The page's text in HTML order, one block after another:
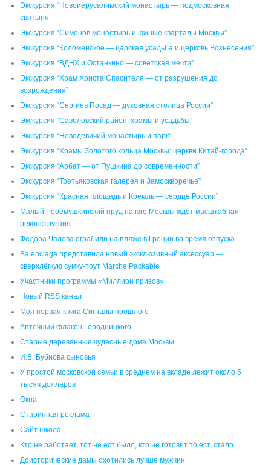
Экскурсия “Новоиерусалимский монастырь — подмосковная
святыня”
Экскурсия “Симонов монастырь и южные кварталы Москвы”
Экскурсия “Коломенское — царская усадьба и церковь Вознесения”
Экскурсия “ВДНХ и Останкино — советская мечта”
Экскурсия “Храм Христа Спасителя — от разрушения до
возрождения”
Экскурсия “Сергиев Посад — духовная столица России”
Экскурсия “Савёловский район: храмы и усадьбы”
Экскурсия “Новодевичий монастырь и парк”
Экскурсия “Храмы Золотого кольца Москвы: церкви Китай-города”
Экскурсия “Арбат — от Пушкина до современности”
Экскурсия “Третьяковская галерея и Замоскворечье”
Экскурсия “Красная площадь и Кремль — сердце России”
Малый Черёмушкинский пруд на юге Москвы ждёт масштабная
реконструкция
Фёдора Чалова ограбили на пляже в Греции во время отпуска
Balenciaga представила новый эксклюзивный аксессуар —
сверхлёгкую сумку-тоут Marche Packable
Участники программы «Миллион призов»
Новый RSS канал
Моя первая книга Сигналы прошлого
Аптечный флакон Городницкого
Старые деревянные чудесные дома Москвы
И.В. Бубнова сыновья
У простой московской семьи в среднем на вкладе лежит около 5
тысяч долларов
Окна
Старинная реклама
Сайт школа
Кто не работает, тот не ест было, кто не готовит то ест, стало
Доисторические дамы охотились лучше мужчин